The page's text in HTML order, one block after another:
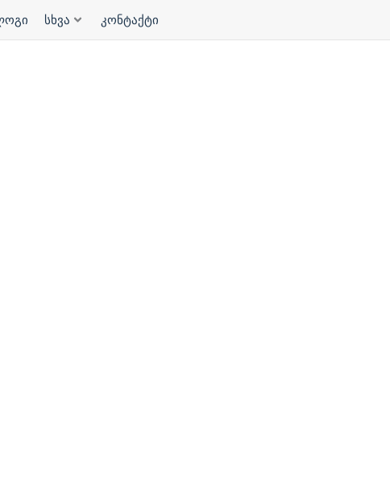
სხვა კონტაქტი